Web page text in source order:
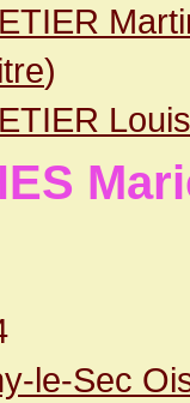
)
Louis
le-Sec